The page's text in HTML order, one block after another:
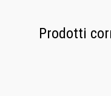
Prodotti